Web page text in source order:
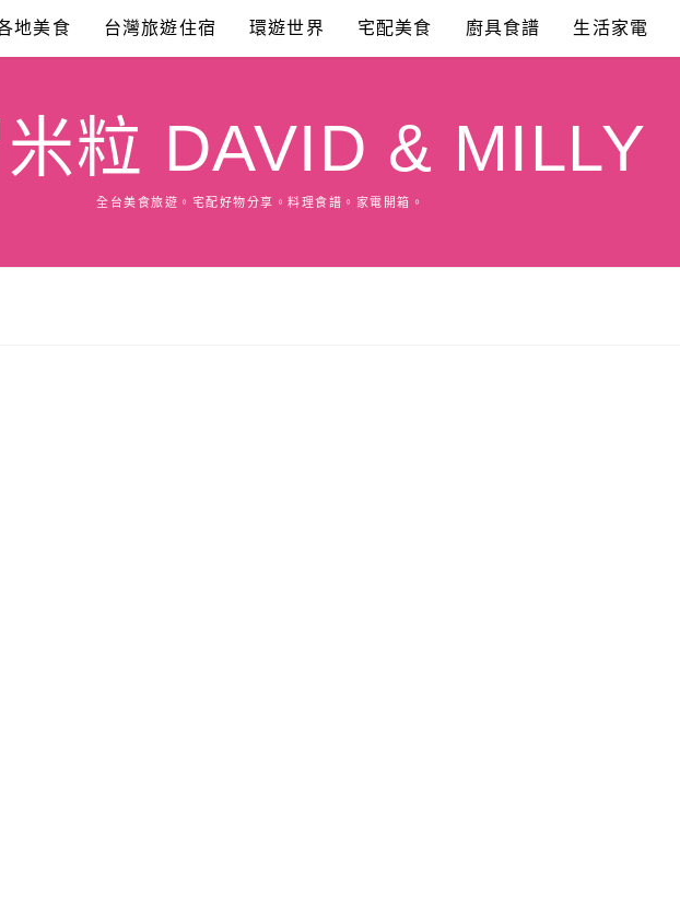
地美食 台灣旅遊住宿 環遊世界 宅配美食 廚具食譜 生活家電
粒 DAVID & MILLY
全台美食旅遊。宅配好物分享。料理食譜。家電開箱。